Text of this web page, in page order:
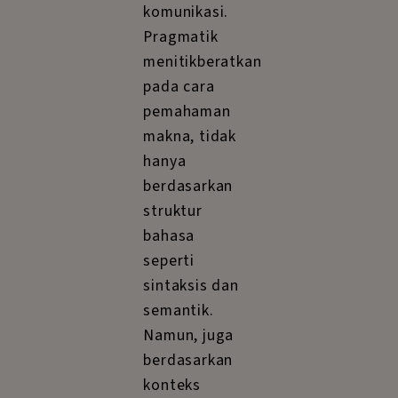
komunikasi.
Pragmatik
menitikberatkan
pada cara
pemahaman
makna, tidak
hanya
berdasarkan
struktur
bahasa
seperti
sintaksis dan
semantik.
Namun, juga
berdasarkan
konteks